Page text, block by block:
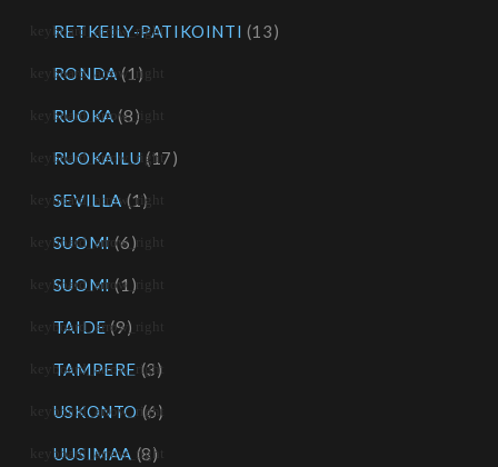
RETKEILY-PATIKOINTI (13)
RONDA (1)
RUOKA (8)
RUOKAILU (17)
SEVILLA (1)
SUOMI (6)
SUOMI (1)
TAIDE (9)
TAMPERE (3)
USKONTO (6)
UUSIMAA (8)